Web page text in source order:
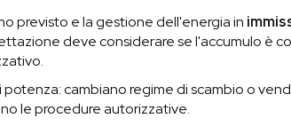
previsto e la gestione dell'energia in
deve considerare se l'accumulo è
potenza: cambiano regime di scambio o
le procedure autorizzative.